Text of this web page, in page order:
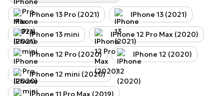
IPhone 13 Pro (2021) IPhone 13 (2021)
IPhone 13 mini IPhone 12 Pro Max (2020)
IPhone 12 Pro (2020) IPhone 12 (2020)
IPhone 12 mini (2020)
IPhone 11 Pro Max (2019)